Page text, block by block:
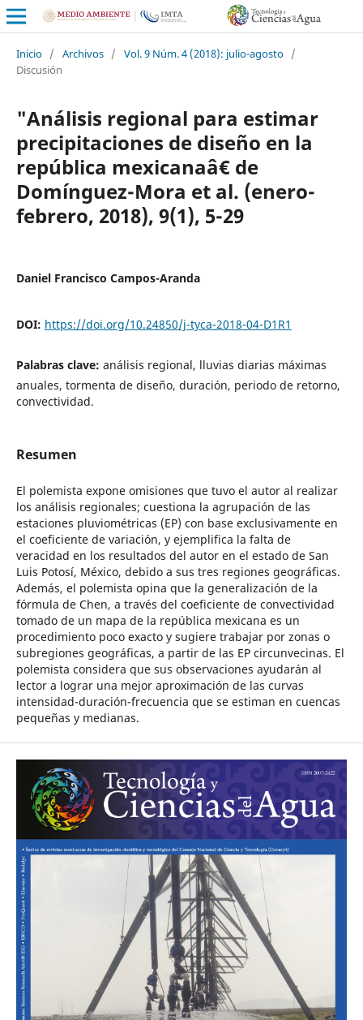
Inicio / Archivos / Vol. 9 Núm. 4 (2018): julio-agosto /
Discusión
"Análisis regional para estimar
precipitaciones de diseño en la
república mexicanaâ€ de
Domínguez-Mora et al. (enero-
febrero, 2018), 9(1), 5-29
Daniel Francisco Campos-Aranda
DOI: https://doi.org/10.24850/j-tyca-2018-04-D1R1
Palabras clave: análisis regional, lluvias diarias máximas
anuales, tormenta de diseño, duración, periodo de retorno,
convectividad.
Resumen
El polemista expone omisiones que tuvo el autor al realizar
los análisis regionales; cuestiona la agrupación de las
estaciones pluviométricas (EP) con base exclusivamente en
el coeficiente de variación, y ejemplifica la falta de
veracidad en los resultados del autor en el estado de San
Luis Potosí, México, debido a sus tres regiones geográficas.
Además, el polemista opina que la generalización de la
fórmula de Chen, a través del coeficiente de convectividad
tomado de un mapa de la república mexicana es un
procedimiento poco exacto y sugiere trabajar por zonas o
subregiones geográficas, a partir de las EP circunvecinas. El
polemista considera que sus observaciones ayudarán al
lector a lograr una mejor aproximación de las curvas
intensidad-duración-frecuencia que se estiman en cuencas
pequeñas y medianas.